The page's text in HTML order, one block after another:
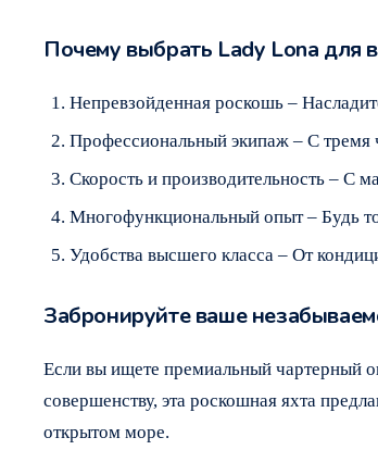
Почему выбрать Lady Lona для
Непревзойденная роскошь –
Профессиональный экипаж – С тремя
Скорость и производительность – С
Многофункциональный опыт – Будь
Удобства высшего класса – От
Забронируйте ваше
Если вы ищете премиальный чартерный
совершенству, эта роскошная яхта
открытом море.